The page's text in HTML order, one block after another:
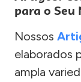
para o Seu
Nossos
elaborados
ampla